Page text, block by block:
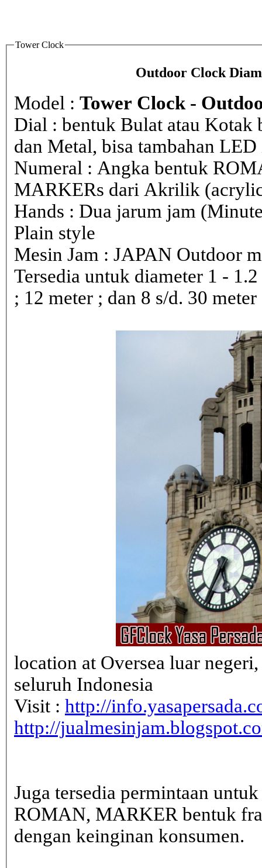
Tower Clock
Outdoor Clock
Model : Tower Clock -
Dial : bentuk Bulat atau
dan Metal, bisa tambahan
Numeral : Angka bentuk
MARKERs dari Akrilik
Hands : Dua jarum jam
Plain style
Mesin Jam : JAPAN Outdoor
Tersedia untuk diameter 1 -
; 12 meter ; dan 8 s/d. 30 meter
location at Oversea luar
seluruh Indonesia
Visit : http://
http://
Juga tersedia permintaan
ROMAN, MARKER bentuk
dengan keinginan konsumen.